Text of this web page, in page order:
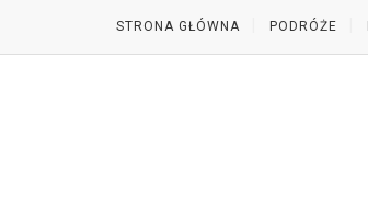
STRONA GŁÓWNA PODRÓŻE